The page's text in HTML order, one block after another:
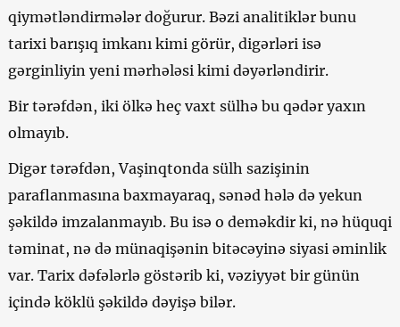
qiymətləndirmələr doğurur. Bəzi analitiklər bunu
tarixi barışıq imkanı kimi görür, digərləri isə
gərginliyin yeni mərhələsi kimi dəyərləndirir.
Bir tərəfdən, iki ölkə heç vaxt sülhə bu qədər yaxın
olmayıb.
Digər tərəfdən, Vaşinqtonda sülh sazişinin
paraflanmasına baxmayaraq, sənəd hələ də yekun
şəkildə imzalanmayıb. Bu isə o deməkdir ki, nə hüquqi
təminat, nə də münaqişənin bitəcəyinə siyasi əminlik
var. Tarix dəfələrlə göstərib ki, vəziyyət bir günün
içində köklü şəkildə dəyişə bilər.